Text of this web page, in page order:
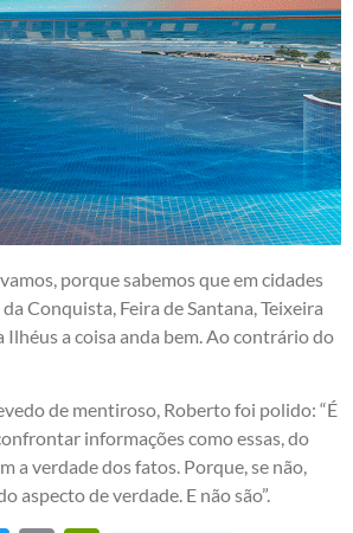
porque sabemos que em cidades
Conquista, Feira de Santana, Teixeira
Ilhéus a coisa anda bem. Ao contrário do
de mentiroso, Roberto foi polido: “É
informações como essas, do
a verdade dos fatos. Porque, se não,
aspecto de verdade. E não são”.